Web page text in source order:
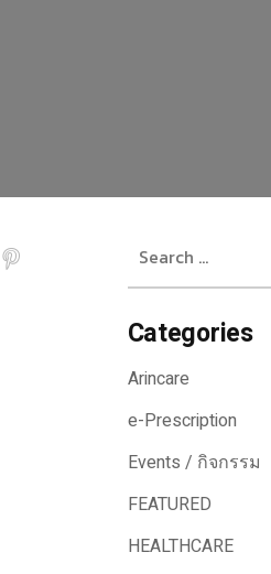
for:
Categories
Arincare
e-Prescription
Events / กิจกรรม
FEATURED
HEALTHCARE